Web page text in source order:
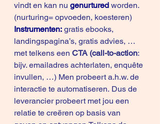
vindt en kan nu genurtured worden.
(nurturing= opvoeden, koesteren)
Instrumenten: gratis ebooks,
landingspagina’s, gratis advies, …
met telkens een CTA (call-to-action:
bijv. emailadres achterlaten, enquête
invullen, …) Men probeert a.h.w. de
interactie te automatiseren. Dus de
leverancier probeert met jou een
relatie te creëren op basis van